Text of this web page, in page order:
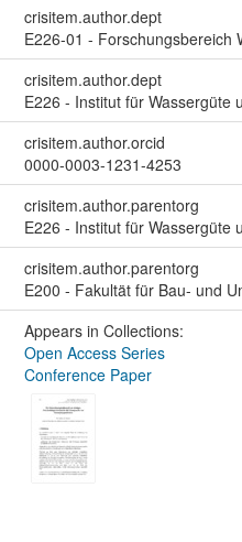
crisitem.author.dept
E226-01 - Forschungsbereich
crisitem.author.dept
E226 - Institut für Wassergüte
crisitem.author.orcid
0000-0003-1231-4253
crisitem.author.parentorg
E226 - Institut für Wassergüte
crisitem.author.parentorg
E200 - Fakultät für Bau- und
Appears in Collections:
Open Access Series
Conference Paper